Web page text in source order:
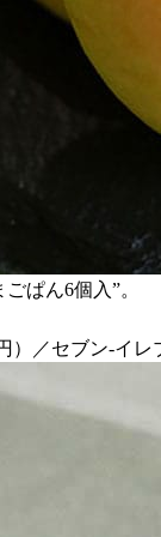
ぱん6個入”。
）／セブン-イレ